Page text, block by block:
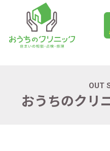
OUT
おうちのクリ